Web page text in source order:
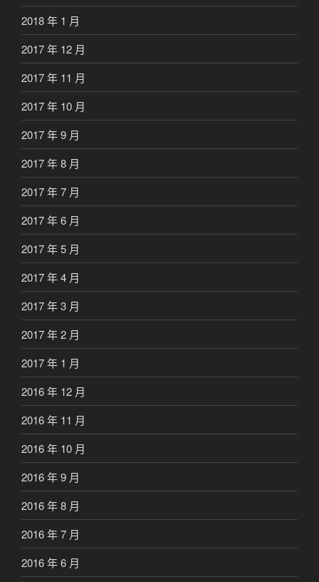
2018 年 1 月
2017 年 12 月
2017 年 11 月
2017 年 10 月
2017 年 9 月
2017 年 8 月
2017 年 7 月
2017 年 6 月
2017 年 5 月
2017 年 4 月
2017 年 3 月
2017 年 2 月
2017 年 1 月
2016 年 12 月
2016 年 11 月
2016 年 10 月
2016 年 9 月
2016 年 8 月
2016 年 7 月
2016 年 6 月